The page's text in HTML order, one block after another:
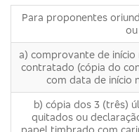
Para proponentes
a) comprovante de
contratado (cópia do
com data de início
b) cópia dos 3 (três)
quitados ou